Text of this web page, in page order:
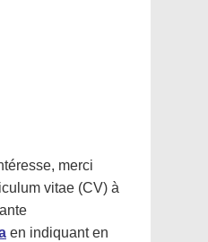
merci
vitae (CV) à
en indiquant en